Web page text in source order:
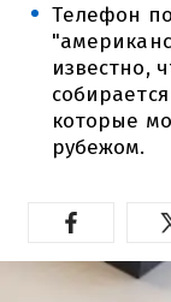
Телефон
известно,
которые
рубежом.